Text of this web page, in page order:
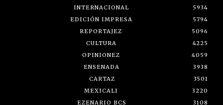
INTERNACIONAL
5934
EDICIÓN IMPRESA
5794
REPORTAJEZ
5096
CULTURA
4225
OPINIONEZ
4059
ENSENADA
3938
CARTAZ
3501
MEXICALI
3220
EZENARIO BCS
3108